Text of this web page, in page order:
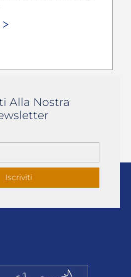
Alla Nostra
Iscriviti